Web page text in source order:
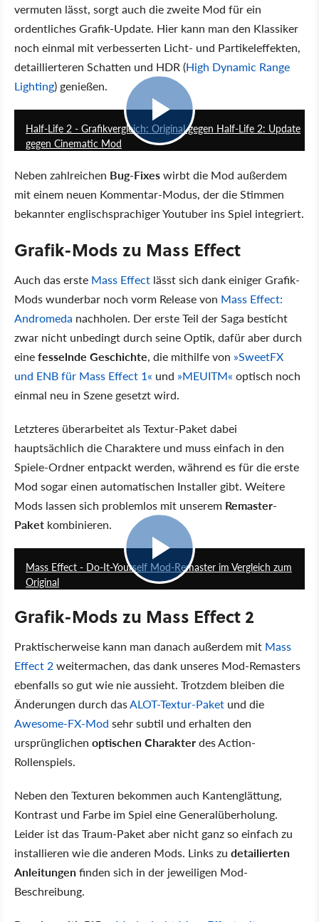
vermuten lässt, sorgt auch die zweite Mod für ein
ordentliches Grafik-Update. Hier kann man den Klassiker
noch einmal mit verbesserten Licht- und Partikeleffekten,
detaillierteren Schatten und HDR (High Dynamic Range
Lighting) genießen.
Half-Life 2 - Grafikvergleich: Original gegen Half-Life 2: Update
gegen Cinematic Mod
Neben zahlreichen Bug-Fixeswirbt die Mod außerdem
mit einem neuen Kommentar-Modus, der die Stimmen
bekannter englischsprachiger Youtuber ins Spiel integriert.
Grafik-Mods zu Mass Effect
Auch das erste Mass Effect lässt sich dank einiger Grafik-
Mods wunderbar noch vorm Release von Mass Effect:
Andromeda nachholen. Der erste Teil der Saga besticht
zwar nicht unbedingt durch seine Optik, dafür aber durch
einefesselnde Geschichte, die mithilfe von »SweetFX
und ENB für Mass Effect 1« und »MEUITM« optisch noch
einmal neu in Szene gesetzt wird.
Letzteres überarbeitet als Textur-Paket dabei
hauptsächlich die Charaktere und muss einfach in den
Spiele-Ordner entpackt werden, während es für die erste
Mod sogar einen automatischen Installer gibt. Weitere
Mods lassen sich problemlos mit unserem Remaster-
Paket kombinieren.
Mass Effect - Do-It-Yourself Mod-Remaster im Vergleich zum
Original
Grafik-Mods zu Mass Effect 2
Praktischerweise kann man danach außerdem mit Mass
Effect 2weitermachen, das dank unseres Mod-Remasters
ebenfalls so gut wie nie aussieht. Trotzdem bleiben die
Änderungen durch dasALOT-Textur-Paket und die
Awesome-FX-Mod sehr subtil und erhalten den
ursprünglichen optischen Charakterdes Action-
Rollenspiels.
Neben den Texturen bekommen auch Kantenglättung,
Kontrast und Farbe im Spiel eine Generalüberholung.
Leider ist das Traum-Paket aber nicht ganz so einfach zu
installieren wie die anderen Mods. Links zu detailierten
Anleitungenfinden sich in der jeweiligen Mod-
Beschreibung.